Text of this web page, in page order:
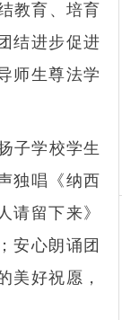
教育、培育
结进步促进
师生尊法学
子学校学生
独唱《纳西
请留下来》
安心朗诵团
美好祝愿，